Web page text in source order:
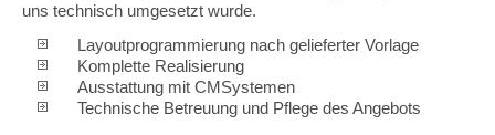
uns technisch umgesetzt wurde.
Layoutprogrammierung nach gelieferter Vorlage
Komplette Realisierung
Ausstattung mit CMSystemen
Technische Betreuung und Pflege des Angebots